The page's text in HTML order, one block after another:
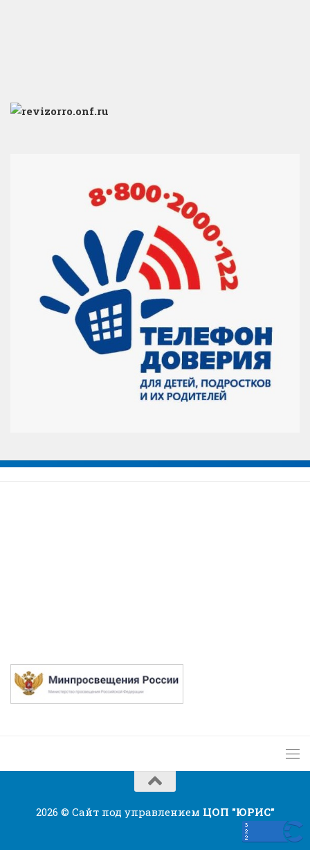
2026 © Сайт под управлением ЦОП "ЮРИС"